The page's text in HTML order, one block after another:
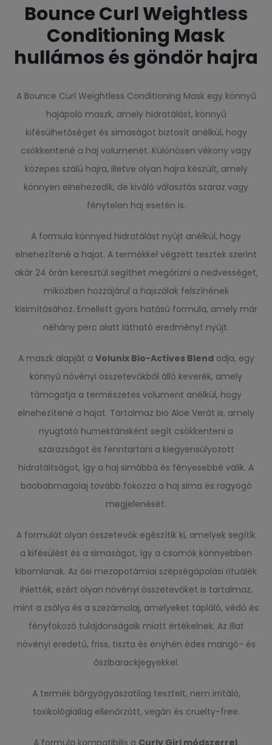
Bounce Curl Weightless
Conditioning Mask
hullámos és göndör hajra
A Bounce Curl Weightless Conditioning Mask egy könnyű
hajápoló maszk, amely hidratálást, könnyű
kifésülhetőséget és simaságot biztosít anélkül, hogy
csökkentené a haj volumenét. Különösen vékony vagy
közepes szálú hajra, illetve olyan hajra készült, amely
könnyen elnehezedik, de kiváló választás száraz vagy
fénytelen haj esetén is.
A formula könnyed hidratálást nyújt anélkül, hogy
elnehezítené a hajat. A termékkel végzett tesztek szerint
akár 24 órán keresztül segíthet megőrizni a nedvességet,
miközben hozzájárul a hajszálak felszínének
kisimításához. Emellett gyors hatású formula, amely már
néhány perc alatt látható eredményt nyújt.
A maszk alapját a Volunix Bio-Actives Blendadja, egy
könnyű növényi összetevőkből álló keverék, amely
támogatja a természetes volument anélkül, hogy
elnehezítené a hajat. Tartalmaz bio Aloe Verát is, amely
nyugtató humektánsként segít csökkenteni a
szárazságot és fenntartani a kiegyensúlyozott
hidratáltságot, így a haj simábbá és fényesebbé válik. A
baobabmagolaj tovább fokozza a haj sima és ragyogó
megjelenését.
A formulát olyan összetevők egészítik ki, amelyek segítik
a kifésülést és a simaságot, így a csomók könnyebben
kibomlanak. Az ősi mezopotámiai szépségápolási rituálék
ihlették, ezért olyan növényi összetevőket is tartalmaz,
mint a zsálya és a szezámolaj, amelyeket tápláló, védő és
fényfokozó tulajdonságaik miatt értékelnek. Az illat
növényi eredetű, friss, tiszta és enyhén édes mangó- és
őszibarackjegyekkel.
A termék bőrgyógyászatilag tesztelt, nem irritáló,
toxikológiailag ellenőrzött, vegán és cruelty-free.
A formula kompatibilis a Curly Girl módszerrel.